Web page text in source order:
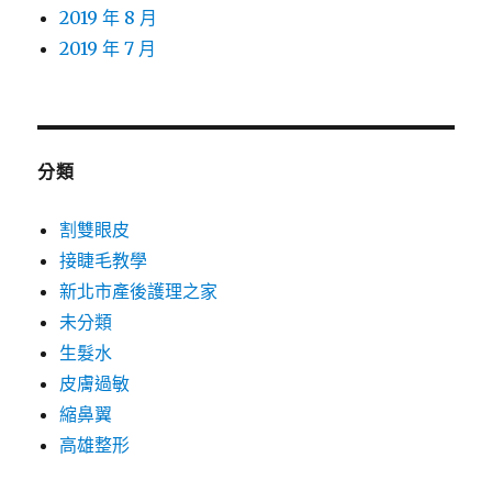
2019 年 8 月
2019 年 7 月
分類
割雙眼皮
接睫毛教學
新北市產後護理之家
未分類
生髮水
皮膚過敏
縮鼻翼
高雄整形